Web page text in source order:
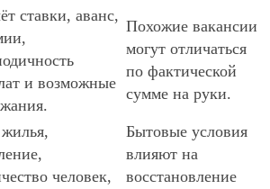
ставки, аванс,
и возможные
Похожие вакансии
могут отличаться
по фактической
сумме на руки.
человек,
Бытовые условия
влияют на
восстановление